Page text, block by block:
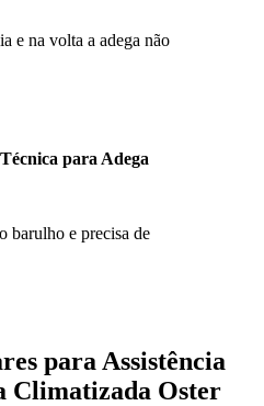
e na volta a adega não
para Adega
barulho e precisa de
para Assistência
Climatizada Oster